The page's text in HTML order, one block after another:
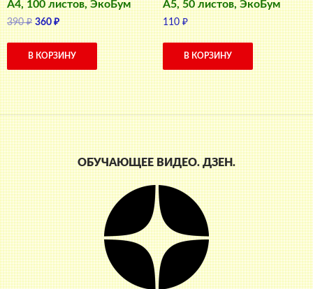
A4, 100 листов, ЭкоБум
390₽ Первоначальная
цена
составляла
360₽Текущая
цена:
360 ₽.
В КОРЗИНУ
A5, 50 листов, ЭкоБум
110₽
В КОРЗИНУ
ОБУЧАЮЩЕЕ ВИДЕО. ДЗЕН.